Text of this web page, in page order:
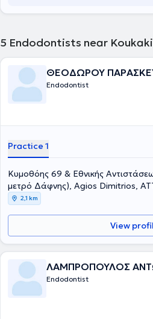
5 Endodontists near Koukaki
ΘΕΟΔΩΡΟΥ
Endodontist
Practice 1
Κυμοθόης 69 & Εθνικής
μετρό Δάφνης), Agios Dimitrios,
2,1 km
View
ΛΑΜΠΡΟΠΟΥΛΟΣ
Endodontist